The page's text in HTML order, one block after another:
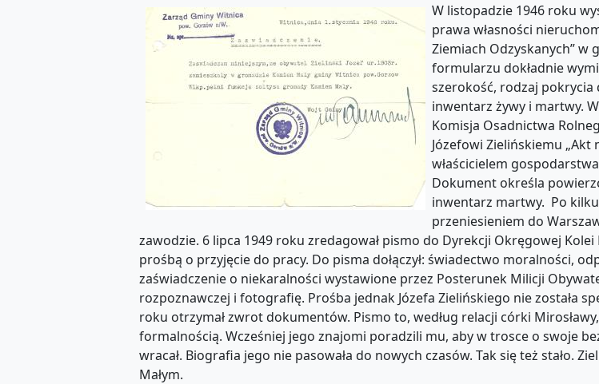
W listopadzie 1946 roku
prawa własności
Ziemiach Odzyskanych” w
formularzu dokładnie
szerokość, rodzaj
inwentarz żywy i martwy.
Komisja Osadnictwa
Józefowi Zielińskiemu „Akt
właścicielem
Dokument określa
inwentarz martwy. Po kilku
przeniesieniem do
zawodzie. 6 lipca 1949 roku zredagował pismo do Dyrekcji Okręgowej
prośbą o przyjęcie do pracy. Do pisma dołączył: świadectwo moralności,
zaświadczenie o niekaralności wystawione przez Posterunek Milicji
rozpoznawczej i fotografię. Prośba jednak Józefa Zielińskiego nie została
roku otrzymał zwrot dokumentów. Pismo to, według relacji córki Mirosławy,
formalnością. Wcześniej jego znajomi poradzili mu, aby w trosce o swoje
wracał. Biografia jego nie pasowała do nowych czasów. Tak się też stało.
Małym.